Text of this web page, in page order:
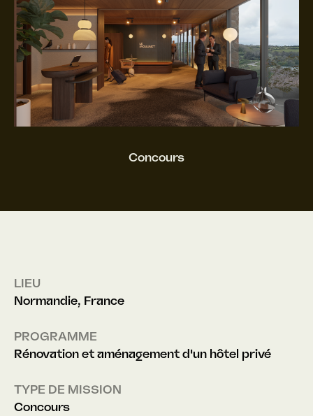
Concours
LIEU
Normandie, France
PROGRAMME
Rénovation et aménagement d'un hôtel privé
TYPE DE MISSION
Concours